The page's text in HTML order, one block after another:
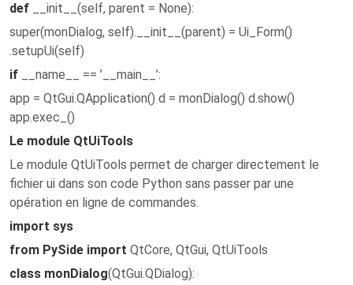
def __init__(self, parent = None):
super(monDialog, self).__init__(parent) = Ui_Form()
.setupUi(self)
if __name__ == ’__main__’:
app = QtGui.QApplication() d = monDialog() d.show()
app.exec_()
Le module QtUiTools
Le module QtUiTools permet de charger directement le
fichier ui dans son code Python sans passer par une
opération en ligne de commandes.
import sys
from PySide import QtCore, QtGui, QtUiTools
class monDialog(QtGui.QDialog):